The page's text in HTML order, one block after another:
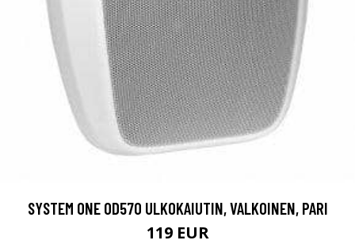
SYSTEM ONE OD570 ULKOKAIUTIN, VALKOINEN, PARI
119 EUR